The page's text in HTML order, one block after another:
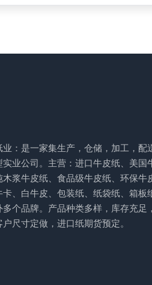
业：是一家集生产，仓储，加工，配
实业公司。主营：进口牛皮纸、美国
木浆牛皮纸、食品级牛皮纸、环保牛
卡、白牛皮、包装纸、纸袋纸、箱板
个品牌。产品种类多样，库存充足
尺寸定做，进口纸期货预定。